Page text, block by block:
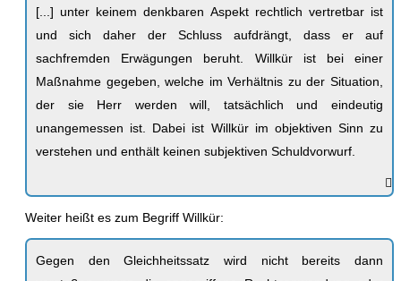
[...] unter keinem denkbaren Aspekt rechtlich vertretbar ist
und sich daher der Schluss aufdrängt, dass er auf
sachfremden Erwägungen beruht. Willkür ist bei einer
Maßnahme gegeben, welche im Verhältnis zu der Situation,
der sie Herr werden will, tatsächlich und eindeutig
unangemessen ist. Dabei ist Willkür im objektiven Sinn zu
verstehen und enthält keinen subjektiven Schuldvorwurf.
Weiter heißt es zum Begriff Willkür:
Gegen den Gleichheitssatz wird nicht bereits dann